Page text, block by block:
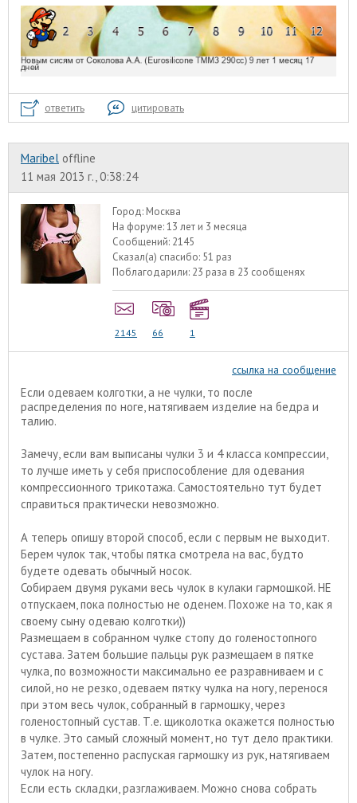
ответить цитировать
Maribel offline
11 мая 2013 г., 0:38:24
Город: Москва
На форуме:13 лет и 3 месяца
Сообщений: 2145
Сказал(а) спасибо: 51 раз
Поблагодарили: 23 раза в 23 сообщенях
2145 66 1
ссылка на сообщение
Если одеваем колготки, а не чулки, то после
распределения по ноге, натягиваем изделие на бедра и
талию.
Замечу, если вам выписаны чулки 3 и 4 класса компрессии,
то лучше иметь у себя приспособление для одевания
компрессионного трикотажа. Самостоятельно тут будет
справиться практически невозможно.
А теперь опишу второй способ, если с первым не выходит.
Берем чулок так, чтобы пятка смотрела на вас, будто
будете одевать обычный носок.
Собираем двумя руками весь чулок в кулаки гармошкой. НЕ
отпускаем, пока полностью не оденем. Похоже на то, как я
своему сыну одеваю колготки))
Размещаем в собранном чулке стопу до голеностопного
сустава. Затем большие пальцы рук размещаем в пятке
чулка, по возможности максимально ее разравниваем и с
силой, но не резко, одеваем пятку чулка на ногу, перенося
при этом весь чулок, собранный в гармошку, через
голеностопный сустав. Т.е. щиколотка окажется полностью
в чулке. Это самый сложный момент, но тут дело практики.
Затем, постепенно распуская гармошку из рук, натягиваем
чулок на ногу.
Если есть складки, разглаживаем. Можно снова собрать